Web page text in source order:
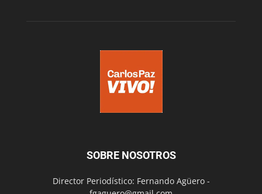
SOBRE NOSOTROS
Director Periodístico: Fernando Agüero -